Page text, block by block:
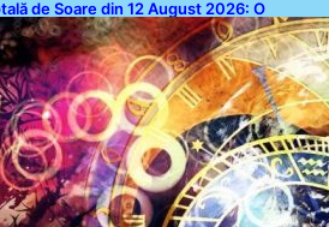
de Soare din 12 August 2026: O
asupra Trei Zodii și a Ciclului de